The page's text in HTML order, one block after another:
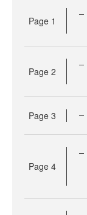
Page 1
Page 2
Page 3
Page 4